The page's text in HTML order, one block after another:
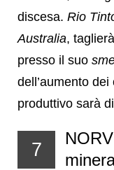
discesa. Rio
Australia,
presso il suo
dell’aumento
produttivo sarà
7